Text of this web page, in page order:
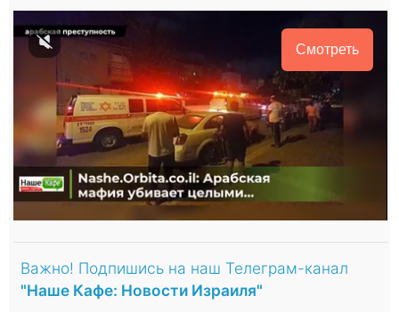
Смотреть
Важно! Подпишись на наш Телеграм-канал
"Наше Кафе: Новости Израиля"